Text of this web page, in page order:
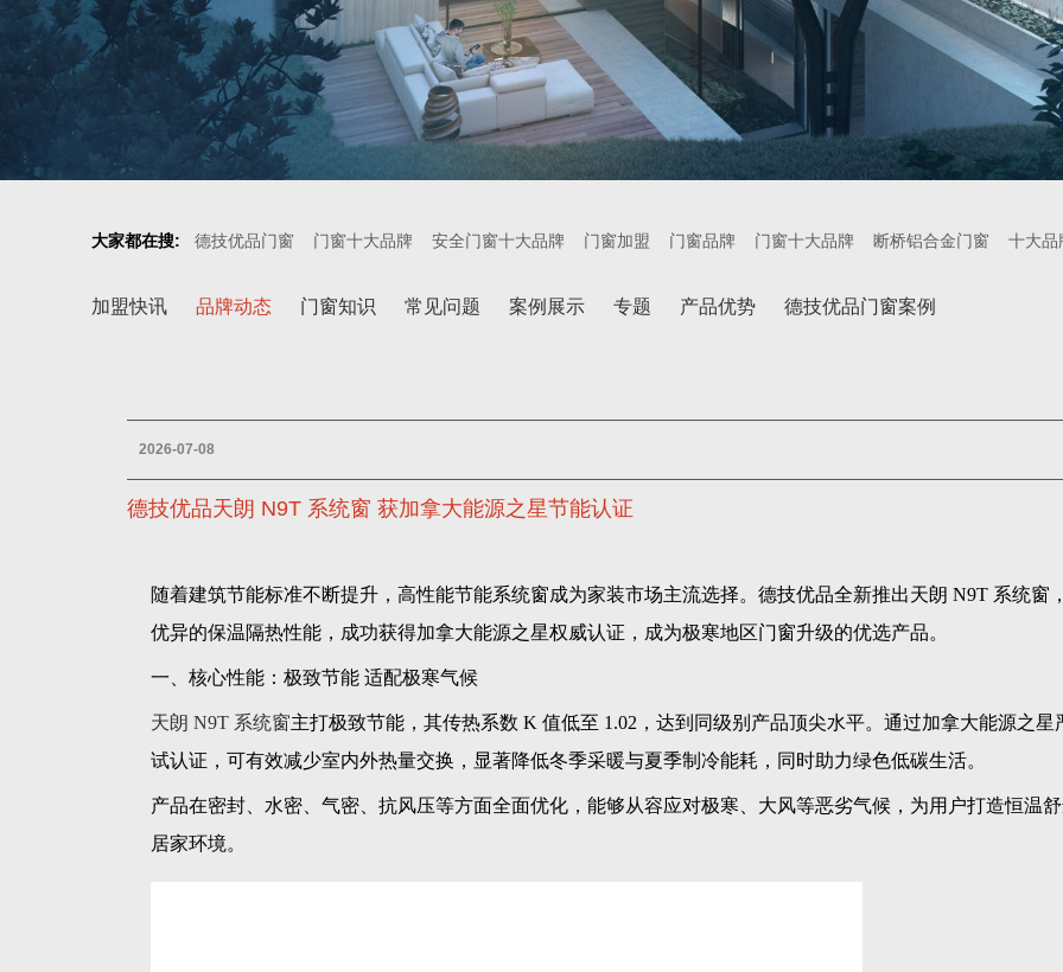
大家都在搜: 德技优品门窗 门窗十大品牌 安全门窗十大品牌 门窗加盟 门窗品牌 门窗十大品牌 断桥铝合金门窗 十大品
加盟快讯 品牌动态 门窗知识 常见问题 案例展示 专题 产品优势 德技优品门窗案例
2026-07-08
德技优品天朗 N9T 系统窗 获加拿大能源之星节能认证
随着建筑节能标准不断提升，高性能节能系统窗成为家装市场主流选择。德技优品全新推出天朗 N9T 系统窗
优异的保温隔热性能，成功获得加拿大能源之星权威认证，成为极寒地区门窗升级的优选产品。
一、核心性能：极致节能 适配极寒气候
天朗 N9T 系统窗主打极致节能，其传热系数 K 值低至 1.02，达到同级别产品顶尖水平。通过加拿大能源之星
试认证，可有效减少室内外热量交换，显著降低冬季采暖与夏季制冷能耗，同时助力绿色低碳生活。
产品在密封、水密、气密、抗风压等方面全面优化，能够从容应对极寒、大风等恶劣气候，为用户打造恒温
居家环境。